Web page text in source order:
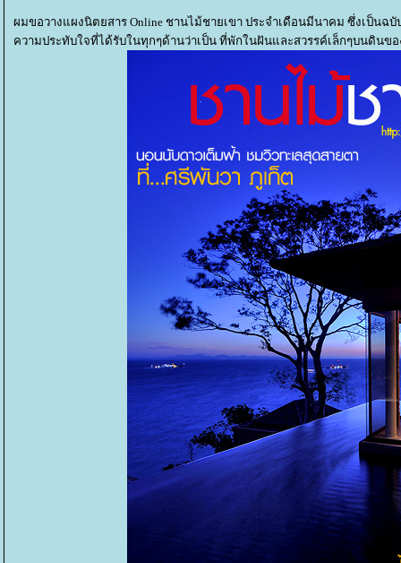
ผมขอวางแผงนิตยสาร Online ชานไม้ชายเขา ประจำเดือนมีนาคม ซึ่งเป็นฉ
ความประทับใจที่ได้รับในทุกๆด้านว่าเป็น ที่พักในฝันและสวรรค์เล็กๆบนดินข